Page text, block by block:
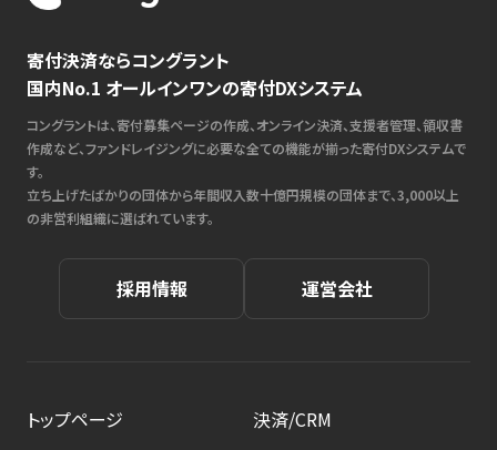
寄付決済ならコングラント
国内No.1 オールインワンの寄付DXシステム
コングラントは、寄付募集ページの作成、オンライン決済、支援者管理、領収書
作成など、ファンドレイジングに必要な全ての機能が揃った寄付DXシステムで
す。
立ち上げたばかりの団体から年間収入数十億円規模の団体まで、3,000以上
の非営利組織に選ばれています。
採用情報 運営会社
トップページ
決済/CRM